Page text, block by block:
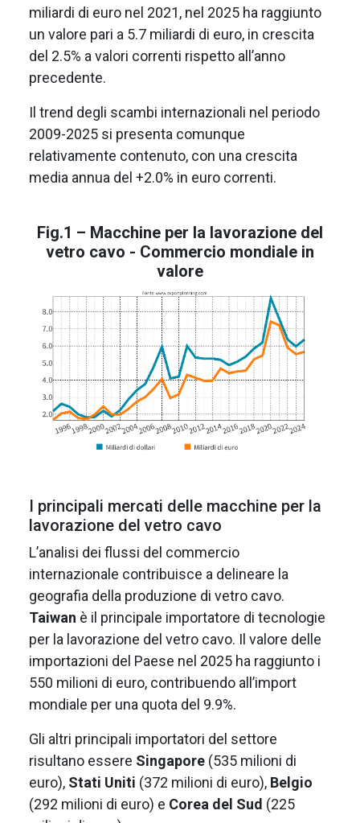
miliardi di euro nel 2021, nel 2025 ha raggiunto
un valore pari a 5.7 miliardi di euro, in crescita
del 2.5% a valori correnti rispetto all’anno
precedente.
Il trend degli scambi internazionali nel periodo
2009-2025 si presenta comunque
relativamente contenuto, con una crescita
media annua del +2.0% in euro correnti.
Fig.1 – Macchine per la lavorazione del
vetro cavo - Commercio mondiale in
valore
I principali mercati delle macchine per la
lavorazione del vetro cavo
L’analisi dei flussi del commercio
internazionale contribuisce a delineare la
geografia della produzione di vetro cavo.
Taiwan è il principale importatore di tecnologie
per la lavorazione del vetro cavo. Il valore delle
importazioni del Paese nel 2025 ha raggiunto i
550 milioni di euro, contribuendo all’import
mondiale per una quota del 9.9%.
Gli altri principali importatori del settore
risultano essere Singapore (535 milioni di
euro), Stati Uniti (372 milioni di euro), Belgio
(292 milioni di euro) e Corea del Sud (225